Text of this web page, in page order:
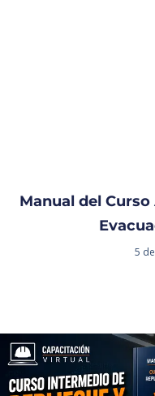
Manual del
5